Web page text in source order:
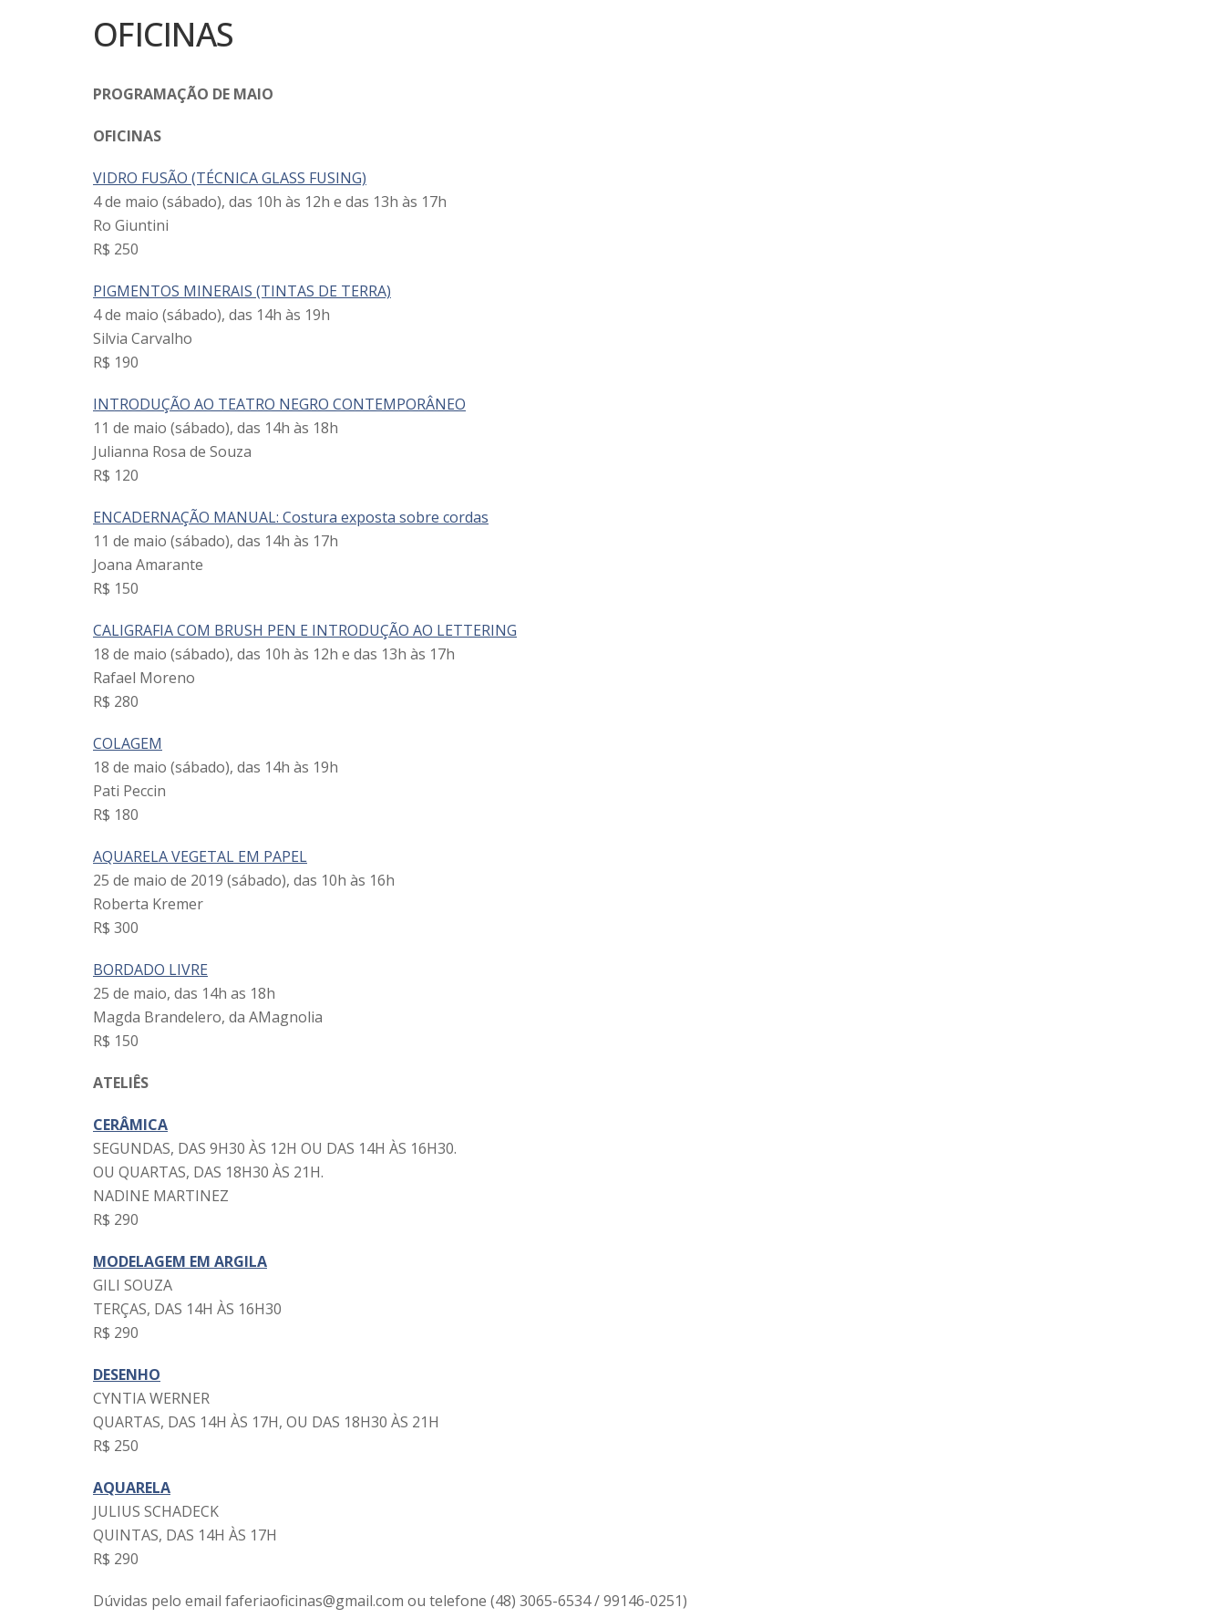
OFICINAS
PROGRAMAÇÃO DE MAIO
OFICINAS
VIDRO FUSÃO (TÉCNICA GLASS FUSING)
4 de maio (sábado), das 10h às 12h e das 13h às 17h
Ro Giuntini
R$ 250
PIGMENTOS MINERAIS (TINTAS DE TERRA)
4 de maio (sábado), das 14h às 19h
Silvia Carvalho
R$ 190
INTRODUÇÃO AO TEATRO NEGRO CONTEMPORÂNEO
11 de maio (sábado), das 14h às 18h
Julianna Rosa de Souza
R$ 120
ENCADERNAÇÃO MANUAL: Costura exposta sobre cordas
11 de maio (sábado), das 14h às 17h
Joana Amarante
R$ 150
CALIGRAFIA COM BRUSH PEN E INTRODUÇÃO AO LETTERING
18 de maio (sábado), das 10h às 12h e das 13h às 17h
Rafael Moreno
R$ 280
COLAGEM
18 de maio (sábado), das 14h às 19h
Pati Peccin
R$ 180
AQUARELA VEGETAL EM PAPEL
25 de maio de 2019 (sábado), das 10h às 16h
Roberta Kremer
R$ 300
BORDADO LIVRE
25 de maio, das 14h as 18h
Magda Brandelero, da AMagnolia
R$ 150
ATELIÊS
CERÂMICA
SEGUNDAS, DAS 9H30 ÀS 12H OU DAS 14H ÀS 16H30.
OU QUARTAS, DAS 18H30 ÀS 21H.
NADINE MARTINEZ
R$ 290
MODELAGEM EM ARGILA
GILI SOUZA
TERÇAS, DAS 14H ÀS 16H30
R$ 290
DESENHO
CYNTIA WERNER
QUARTAS, DAS 14H ÀS 17H, OU DAS 18H30 ÀS 21H
R$ 250
AQUARELA
JULIUS SCHADECK
QUINTAS, DAS 14H ÀS 17H
R$ 290
Dúvidas pelo email faferiaoficinas@gmail.com ou telefone (48) 3065-6534 / 99146-0251)